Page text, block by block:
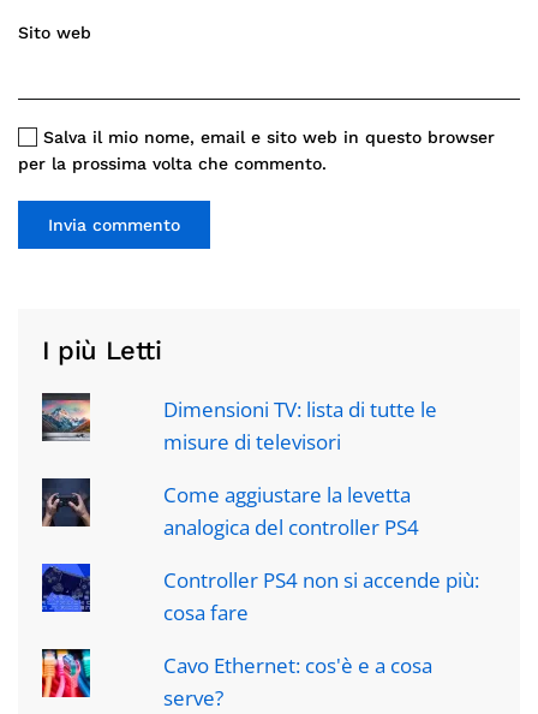
Sito web
Salva il mio nome, email e sito web in questo browser
per la prossima volta che commento.
Invia commento
I più Letti
Dimensioni TV: lista di tutte le
misure di televisori
Come aggiustare la levetta
analogica del controller PS4
Controller PS4 non si accende più:
cosa fare
Cavo Ethernet: cos'è e a cosa
serve?